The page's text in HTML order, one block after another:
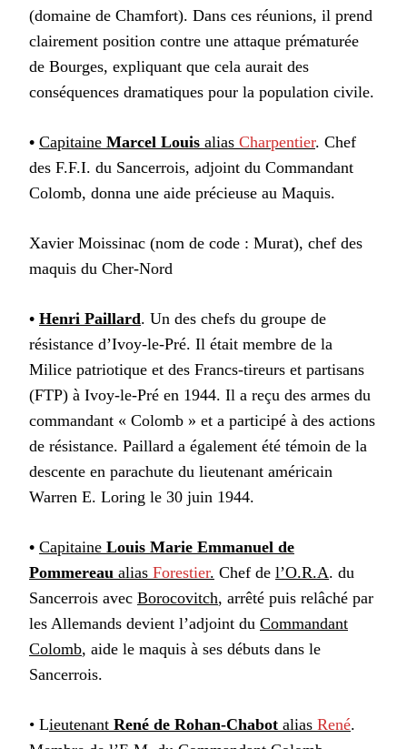
(domaine de Chamfort). Dans ces réunions, il prend
clairement position contre une attaque prématurée
de Bourges, expliquant que cela aurait des
conséquences dramatiques pour la population civile.
• Capitaine Marcel Louis alias Charpentier. Chef
des F.F.I. du Sancerrois, adjoint du Commandant
Colomb, donna une aide précieuse au Maquis.
Xavier Moissinac (nom de code : Murat), chef des
maquis du Cher-Nord
• Henri Paillard. Un des chefs du groupe de
résistance d’Ivoy-le-Pré. Il était membre de la
Milice patriotique et des Francs-tireurs et partisans
(FTP) à Ivoy-le-Pré en 1944. Il a reçu des armes du
commandant « Colomb » et a participé à des actions
de résistance. Paillard a également été témoin de la
descente en parachute du lieutenant américain
Warren E. Loring le 30 juin 1944.
• Capitaine Louis Marie Emmanuel de
Pommereau alias Forestier. Chef de l’O.R.A. du
Sancerrois avec Borocovitch, arrêté puis relâché par
les Allemands devient l’adjoint du Commandant
Colomb, aide le maquis à ses débuts dans le
Sancerrois.
• Lieutenant René de Rohan-Chabot alias René.